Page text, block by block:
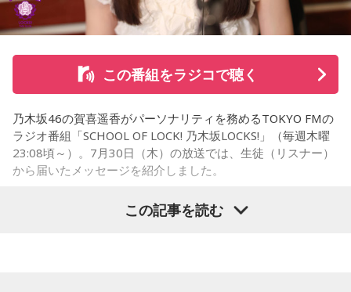
DJ：有馬隼人（月～木曜日担当）/柴田幸子(金
曜日担当)
awake@bayfm.co.jp
月曜の放送を聴く
火曜の放送を聴く
かけた。
さらに、ホースセラピーについても自身の経験を交えて語っ
た。大学時代に所属していた馬術部では、地域の子どもたち
を招いた体験会が行われており、馬に乗ることで身体を自然
に動かすきっかけになったり、高い視点から景色を見ること
で自信や自己肯定感につながったりする姿を目にしていたと
いう。
今回の訪問を通じて、馬が競技や競走だけではなく、さまざ
まな形で人を支える存在であることを改めて感じた菅井。
この番組をラジコで聴く
乃木坂46の賀喜遥香がパーソナリティを務めるTOKYO FMの
ラジオ番組「SCHOOL OF LOCK! 乃木坂LOCKS!」（毎週木曜
23:08頃～）。7月30日（木）の放送では、生徒（リスナー）
から届いたメッセージを紹介しました。
この記事を読む